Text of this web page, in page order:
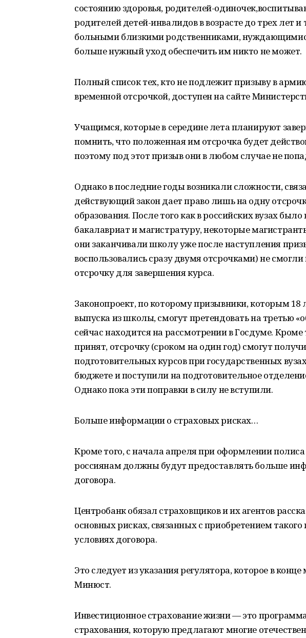
состоянию здоровья, родителей-
родителей детей-инвалидов в возрасте до трех лет и
больными близкими родственниками,
больше нужный уход обеспечить им никто не может.
Полный список тех, кто не подлежит призыву в
временной отсрочкой, доступен на сайте
Учащимся, которые в середине лета планируют
помнить, что положенная им отсрочка будет
поэтому под этот призыв они в любом случае не
Однако в последние годы возникали сложности,
действующий закон дает право лишь на одну
образования. После того как в российских вузах
бакалавриат и магистратуру, некоторые
они заканчивали школу уже после наступления
воспользовались сразу двумя отсрочками) не
отсрочку для завершения курса.
Законопроект, по которому призывники, которым 18
выпуска из школы, смогут претендовать на третью
сейчас находится на рассмотрении в Госдуме. Кроме
принят, отсрочку (сроком на один год) смогут
подготовительных курсов при государственных
бюджете и поступили на подготовительное
Однако пока эти поправки в силу не вступили.
Больше информации о страховых рисках…
Кроме того, с начала апреля при оформлении
россиянам должны будут предоставлять больше
договора.
Центробанк обязал страховщиков и их агентов
основных рисках, связанных с приобретением
условиях договора.
Это следует из указания регулятора, которое в
Минюст.
Инвестиционное страхование жизни — это
страхования, которую предлагают многие